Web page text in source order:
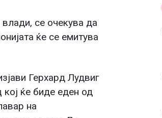
се очекува да
ќе се емитува
Герхард Лудвиг
ќе биде еден од
на